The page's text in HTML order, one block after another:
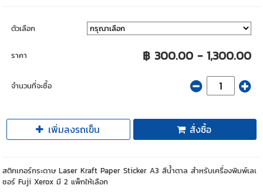
ตัวเลือก
ราคา ฿ 300.00 - 1,300.00
จำนวนที่จะซื้อ
เพิ่มลงรถเข็น สั่งซื้อ
สติกเกอร์กระดาษ Laser Kraft Paper Sticker A3 สีน้ำตาล สำหรับเครื่องพิมพ์เลเ
ซอร์ Fuji Xerox มี 2 แพ็กให้เลือก